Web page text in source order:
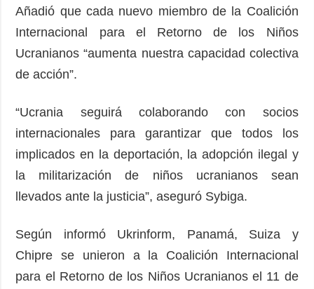
Añadió que cada nuevo miembro de la Coalición
Internacional para el Retorno de los Niños
Ucranianos “aumenta nuestra capacidad colectiva
de acción”.
“Ucrania seguirá colaborando con socios
internacionales para garantizar que todos los
implicados en la deportación, la adopción ilegal y
la militarización de niños ucranianos sean
llevados ante la justicia”, aseguró Sybiga.
Según informó Ukrinform, Panamá, Suiza y
Chipre se unieron a la Coalición Internacional
para el Retorno de los Niños Ucranianos el 11 de